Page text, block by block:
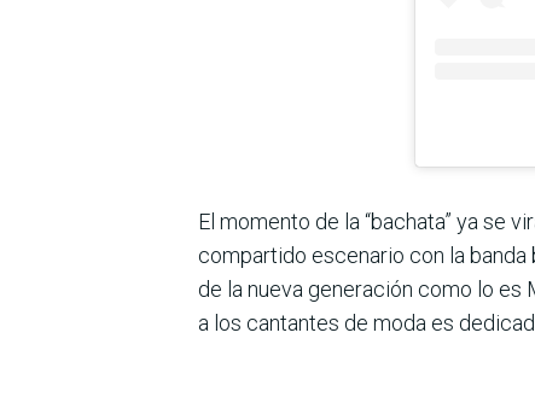
El momento de la “bachata” ya se
compartido escenario con la banda
de la nueva generación como lo es
a los cantantes de moda es